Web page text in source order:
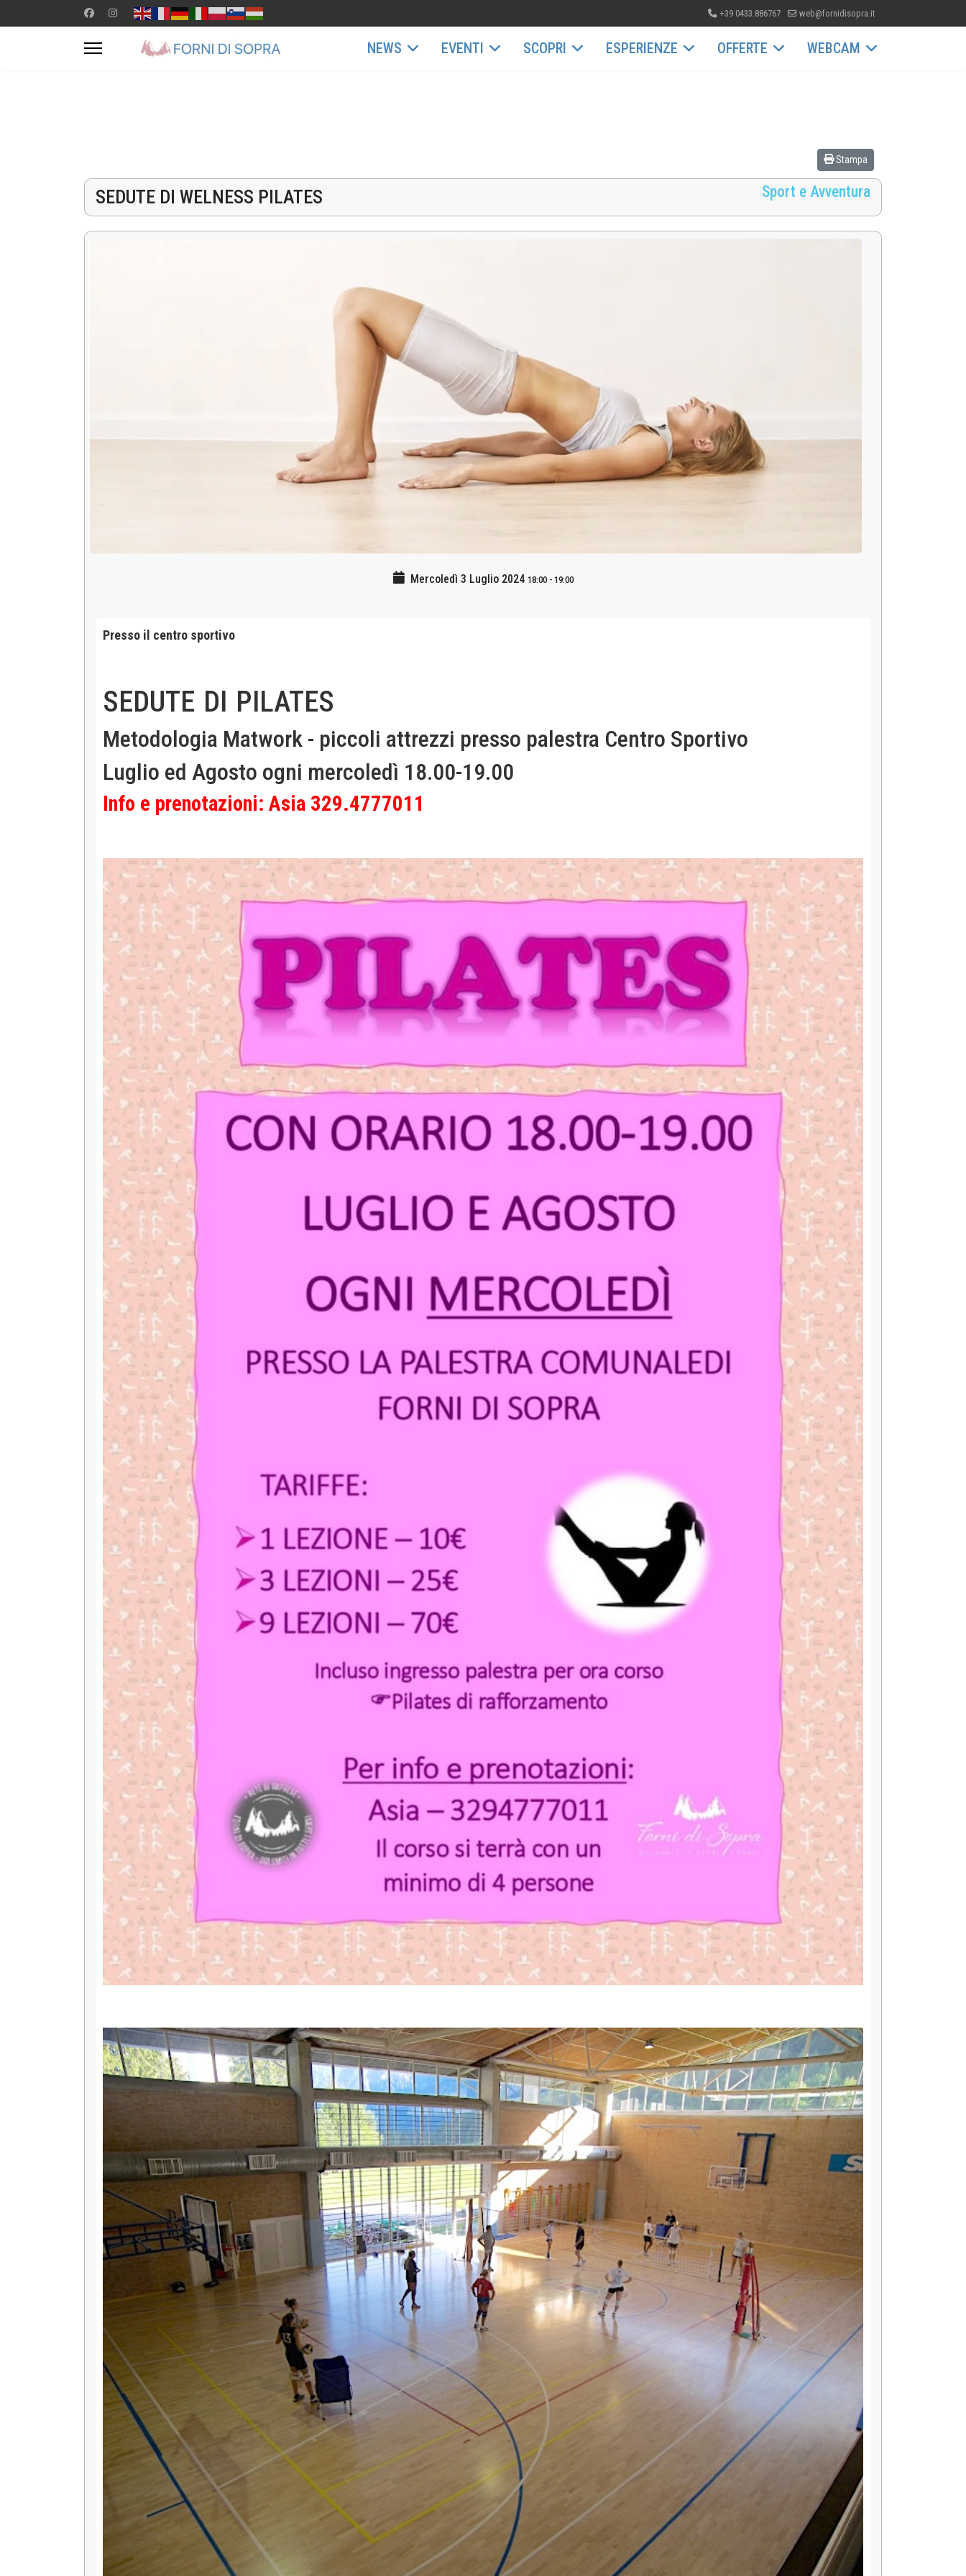
+39 0433.886767 web@fornidisopra.it
NEWS EVENTI SCOPRI ESPERIENZE OFFERTE WEBCAM
Stampa
SEDUTE DI WELNESS PILATES Sport e Avventura
Mercoledì 3 Luglio 2024 18:00- 19:00
Presso il centro sportivo
SEDUTE DI PILATES
Metodologia Matwork - piccoli attrezzi presso palestra Centro Sportivo
Luglio ed Agosto ogni mercoledì 18.00-19.00
Info e prenotazioni: Asia 329.4777011